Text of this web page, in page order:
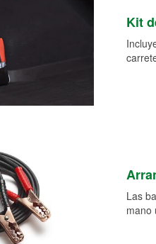
Kit
Las
mano